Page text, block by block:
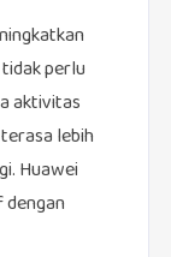
perlu
aktivitas
lebih
Huawei